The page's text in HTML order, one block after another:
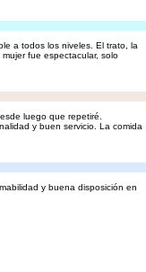
a todos los niveles. El trato, la
fue espectacular, solo
luego que repetiré.
y buen servicio. La comida
y buena disposición en